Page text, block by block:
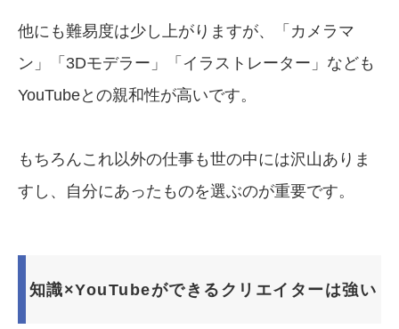
他にも難易度は少し上がりますが、「カメラマ
ン」「3Dモデラー」「イラストレーター」なども
YouTubeとの親和性が高いです。
もちろんこれ以外の仕事も世の中には沢山ありま
すし、自分にあったものを選ぶのが重要です。
知識×YouTubeができるクリエイターは強い